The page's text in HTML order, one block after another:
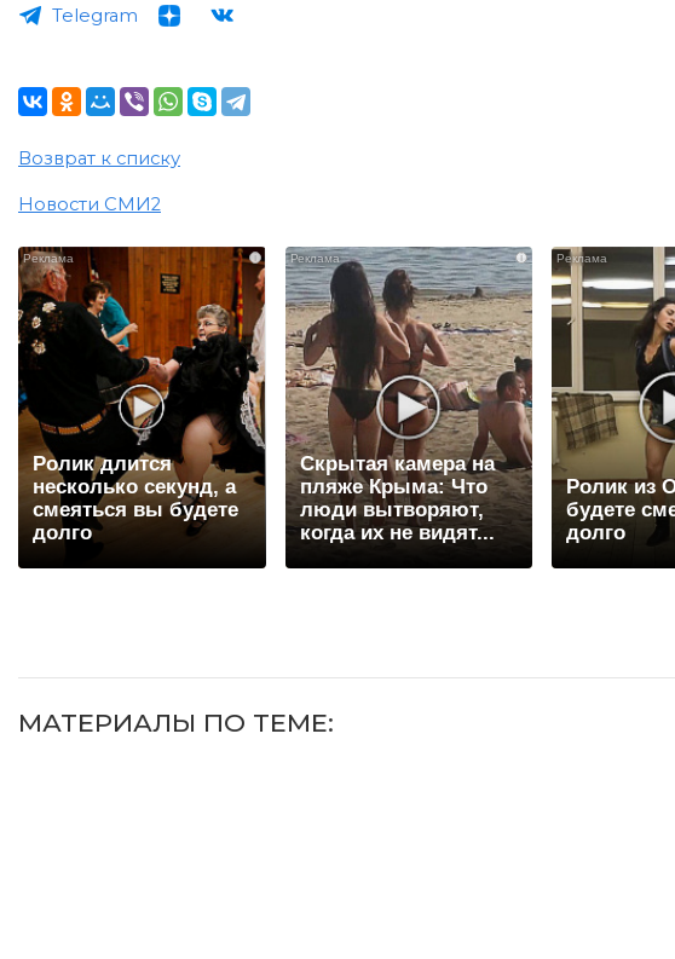
Telegram
Возврат к списку
Новости СМИ2
i
Ролик длится
несколько секунд, а
смеяться вы будете
долго
i
Скрытая камера на
пляже Крыма: Что
люди вытворяют,
когда их не видят...
Ролик из
будете
долго
МАТЕРИАЛЫ ПО ТЕМЕ: